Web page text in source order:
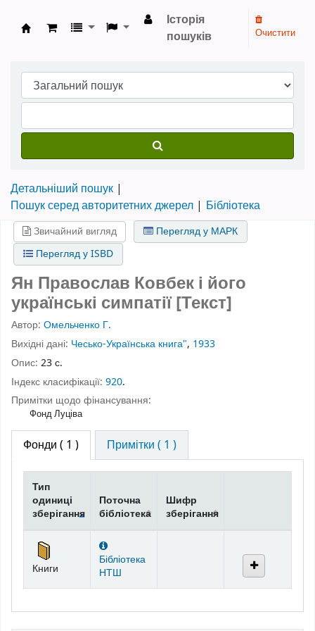
Бібліотека НТШ › Електронний каталог
Історія
пошуків
Очистити
Детальніший пошук
Пошук серед авторитетних джерел
Бібліотека
Звичайний вигляд
Перегляд у МАРК
Перегляд у ISBD
Ян Православ Ковбек і його
українські симпатії [Текст]
Автор: Омельченко Г.
Вихідні дані: Чесько-Українська книга", 1933
Опис: 23 с.
Індекс класифікації: 920.
Примітки щодо фінансування:
Фонд Луціва
Фонди ( 1 ) Примітки ( 1 )
Фонди
Тип
одиниці
зберігання
Поточна
бібліотека
Шифр
зберігання
Книги
Бібліотека
НТШ